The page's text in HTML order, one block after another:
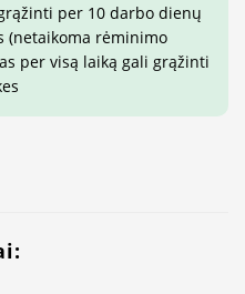
per 10 darbo dienų
(netaikoma rėminimo
per visą laiką gali grąžinti